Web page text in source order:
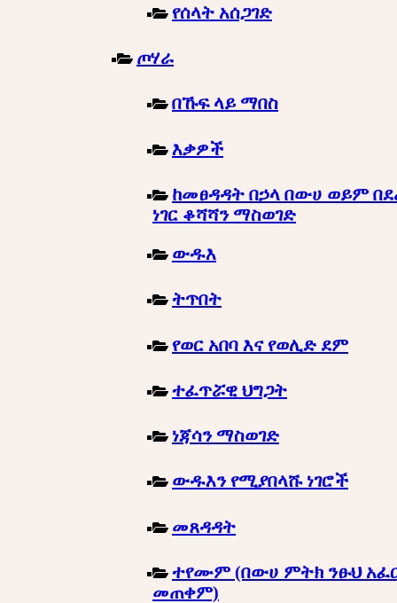
የሰላት አሰጋገድ
ጦሃራ
በኹፍ ላይ ማበስ
እቃዎች
ከመፀዳዳት በኃላ በውሀ ወይም
ነገር ቆሻሻን ማስወገድ
ውዱእ
ትጥበት
የወር አበባ እና የወሊድ ደም
ተፈጥሯዊ ህግጋት
ነጃሳን ማስወገድ
ውዱእን የሚያበላሹ ነገሮች
መጸዳዳት
ተየሙም (በውሀ ምትክ ንፁህ
መጠቀም)